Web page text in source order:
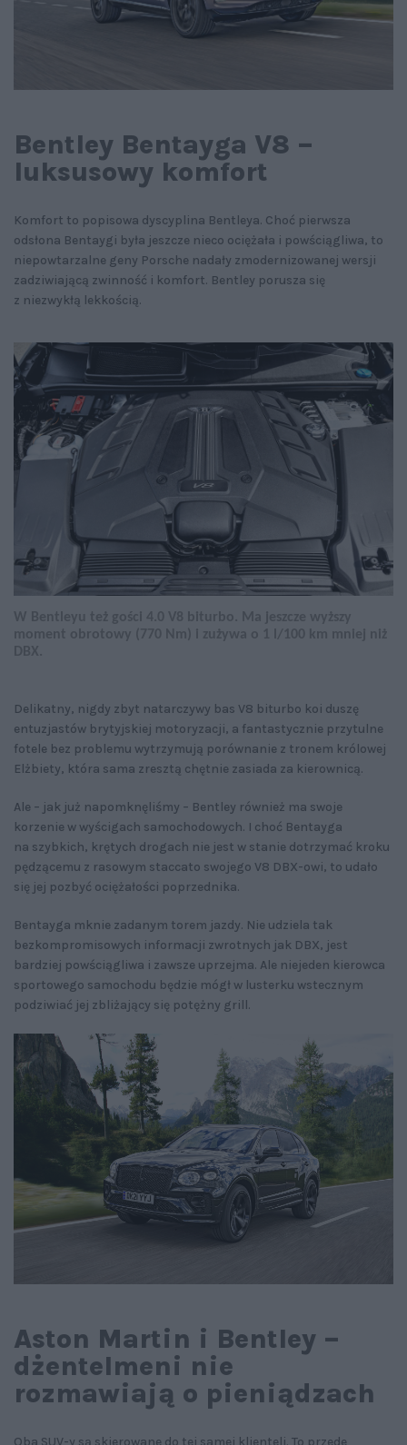
Bentley Bentayga V8 –
luksusowy komfort
Komfort to popisowa dyscyplina Bentleya. Choć pierwsza
odsłona Bentaygi była jeszcze nieco ociężała i powściągliwa, to
niepowtarzalne geny Porsche nadały zmodernizowanej wersji
zadziwiającą zwinność i komfort. Bentley porusza się
z niezwykłą lekkością.
Delikatny, nigdy zbyt natarczywy bas V8 biturbo koi duszę
entuzjastów brytyjskiej motoryzacji, a fantastycznie przytulne
fotele bez problemu wytrzymują porównanie z tronem królowej
Elżbiety, która sama zresztą chętnie zasiada za kierownicą.
Ale – jak już napomknęliśmy – Bentley również ma swoje
korzenie w wyścigach samochodowych. I choć Bentayga
na szybkich, krętych drogach nie jest w stanie dotrzymać kroku
pędzącemu z rasowym staccato swojego V8 DBX-owi, to udało
się jej pozbyć ociężałości poprzednika.
Bentayga mknie zadanym torem jazdy. Nie udziela tak
bezkompromisowych informacji zwrotnych jak DBX, jest
bardziej powściągliwa i zawsze uprzejma. Ale niejeden kierowca
sportowego samochodu będzie mógł w lusterku wstecznym
podziwiać jej zbliżający się potężny grill.
Aston Martin i Bentley –
dżentelmeni nie
rozmawiają o pieniądzach
Oba SUV-y są skierowane do tej samej klienteli. To przede